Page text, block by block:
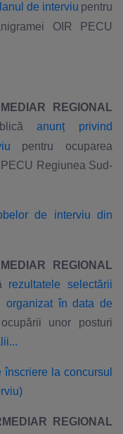
de interviu pentru
OIR PECU
REGIONAL
anunț privind
pentru ocuparea
Regiunea Sud-
de interviu din
REGIONAL
rezultatele selectării
organizat în data de
unor posturi
la concursul
REGIONAL